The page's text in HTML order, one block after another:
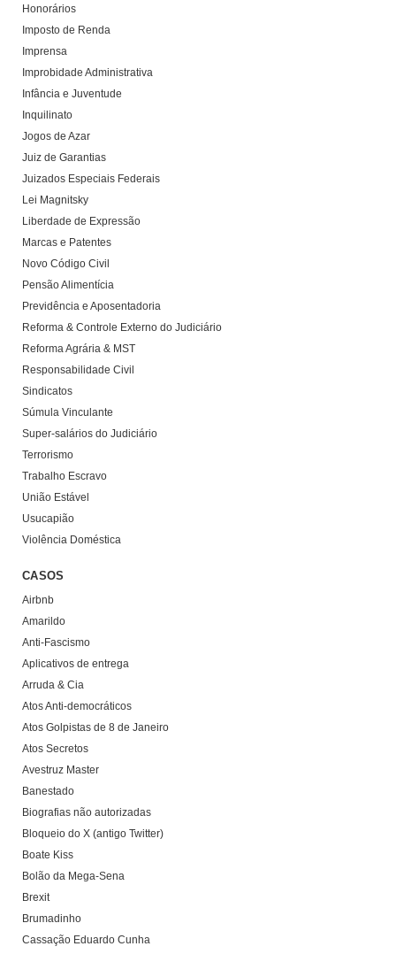
Honorários
Imposto de Renda
Imprensa
Improbidade Administrativa
Infância e Juventude
Inquilinato
Jogos de Azar
Juiz de Garantias
Juizados Especiais Federais
Lei Magnitsky
Liberdade de Expressão
Marcas e Patentes
Novo Código Civil
Pensão Alimentícia
Previdência e Aposentadoria
Reforma & Controle Externo do Judiciário
Reforma Agrária & MST
Responsabilidade Civil
Sindicatos
Súmula Vinculante
Super-salários do Judiciário
Terrorismo
Trabalho Escravo
União Estável
Usucapião
Violência Doméstica
CASOS
Airbnb
Amarildo
Anti-Fascismo
Aplicativos de entrega
Arruda & Cia
Atos Anti-democráticos
Atos Golpistas de 8 de Janeiro
Atos Secretos
Avestruz Master
Banestado
Biografias não autorizadas
Bloqueio do X (antigo Twitter)
Boate Kiss
Bolão da Mega-Sena
Brexit
Brumadinho
Cassação Eduardo Cunha